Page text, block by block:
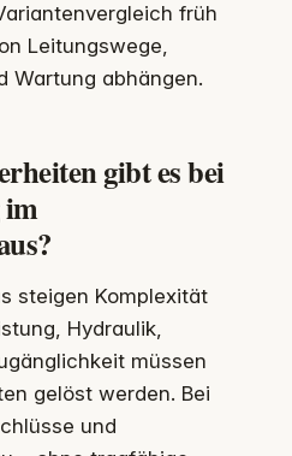
früh
Leitungswege,
Wartung abhängen.
gibt es bei
im
steigen Komplexität
Hydraulik,
müssen
gelöst werden. Bei
und